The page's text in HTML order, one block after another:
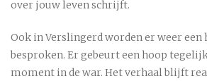
over jouw leven schrijft.
Ook in Verslingerd worden er weer een
besproken. Er gebeurt een hoop
moment in de war. Het verhaal blijft